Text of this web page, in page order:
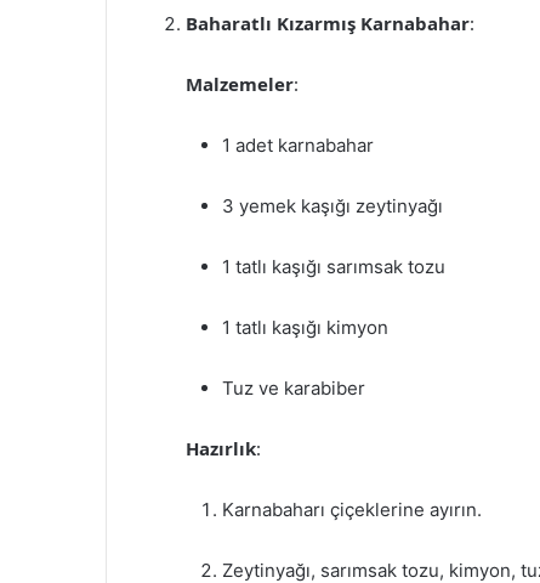
Baharatlı Kızarmış Karnabahar:
Malzemeler:
1 adet karnabahar
3 yemek kaşığı zeytinyağı
1 tatlı kaşığı sarımsak tozu
1 tatlı kaşığı kimyon
Tuz ve karabiber
Hazırlık:
Karnabaharı çiçeklerine ayırın.
Zeytinyağı, sarımsak tozu, kimyon,